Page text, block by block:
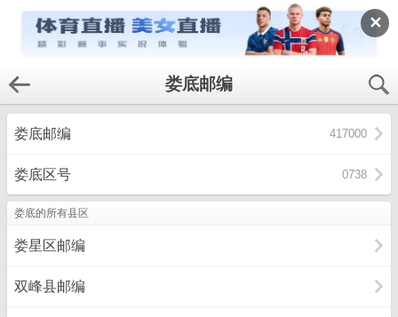
✕
娄底邮编
娄底邮编 417000
娄底区号 0738
娄底的所有县区
娄星区邮编
双峰县邮编